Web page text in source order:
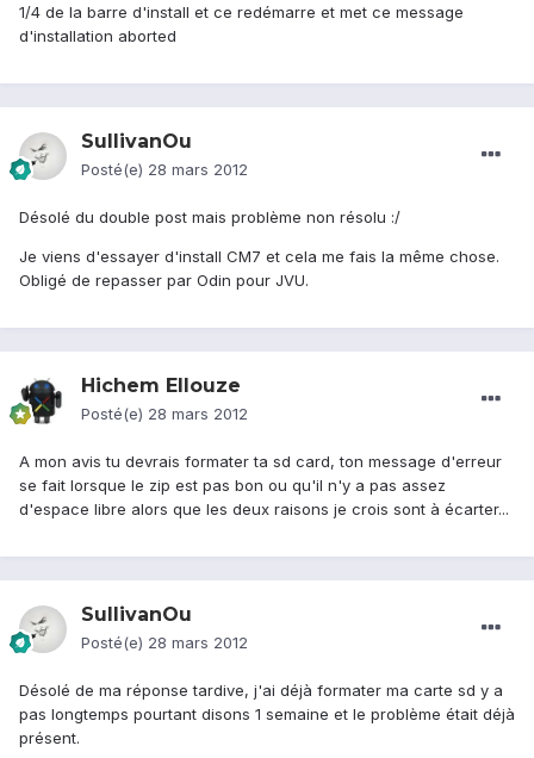
1/4 de la barre d'install et ce redémarre et met ce message
d'installation aborted
SullivanOu
Posté(e) 28 mars 2012
Désolé du double post mais problème non résolu :/
Je viens d'essayer d'install CM7 et cela me fais la même chose.
Obligé de repasser par Odin pour JVU.
Hichem Ellouze
Posté(e) 28 mars 2012
A mon avis tu devrais formater ta sd card, ton message d'erreur
se fait lorsque le zip est pas bon ou qu'il n'y a pas assez
d'espace libre alors que les deux raisons je crois sont à écarter...
SullivanOu
Posté(e) 28 mars 2012
Désolé de ma réponse tardive, j'ai déjà formater ma carte sd y a
pas longtemps pourtant disons 1 semaine et le problème était déjà
présent.